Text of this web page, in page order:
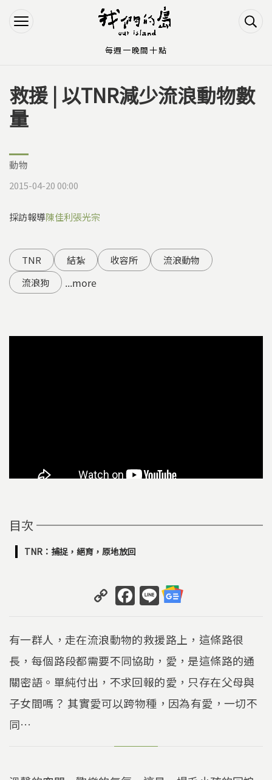
Jump to Navigation
Jump to Main content
您在這裡
救援 | 以TNR減少流浪動物數
量
動物
2015-04-20 00:00
採訪報導陳佳利張光宗
TNR 結紮 收容所
流浪動物
流浪狗
...more
目次
TNR：捕捉，絕育，原地放回
C
o
p
y
Li
n
k
F
a
c
e
b
o
o
Li
n
e
有一群人，走在流浪動物的救援路上，這條路很
長，每個路段都需要不同協助，愛，是這條路的通
關密語。單純付出，不求回報的愛，只存在父母與
子女間嗎？ 其實愛可以跨物種，因為有愛，一切不
同…
每週一晚間十點